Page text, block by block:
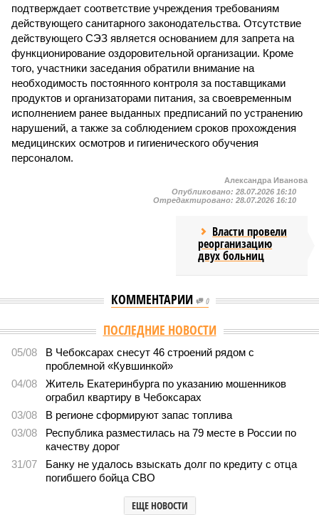
подтверждает соответствие учреждения требованиям
действующего санитарного законодательства. Отсутствие
действующего СЭЗ является основанием для запрета на
функционирование оздоровительной организации. Кроме
того, участники заседания обратили внимание на
необходимость постоянного контроля за поставщиками
продуктов и организаторами питания, за своевременным
исполнением ранее выданных предписаний по устранению
нарушений, а также за соблюдением сроков прохождения
медицинских осмотров и гигиенического обучения
персоналом.
Александра Иванова
Опубликовано: 28.07.2026 16:10
Отредактировано: 28.07.2026 16:10
Власти провели
реорганизацию
двух больниц
КОММЕНТАРИИ 0
ПОСЛЕДНИЕ НОВОСТИ
05/08
В Чебоксарах снесут 46 строений рядом с
проблемной «Кувшинкой»
04/08
Житель Екатеринбурга по указанию мошенников
ограбил квартиру в Чебоксарах
03/08
В регионе сформируют запас топлива
03/08
Республика разместилась на 79 месте в России по
качеству дорог
31/07
Банку не удалось взыскать долг по кредиту с отца
погибшего бойца СВО
ЕЩЕ НОВОСТИ